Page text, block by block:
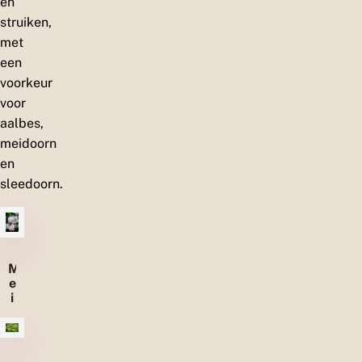
struiken,
met
een
voorkeur
voor
aalbes,
meidoorn
en
sleedoorn.
M
e
i
o
o